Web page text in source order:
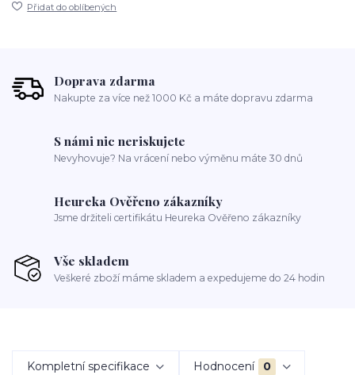
Přidat do oblíbených
Doprava zdarma
Nakupte za více než 1000 Kč a máte dopravu zdarma
S námi nic neriskujete
Nevyhovuje? Na vrácení nebo výměnu máte 30 dnů
Heureka Ověřeno zákazníky
Jsme držiteli certifikátu Heureka Ověřeno zákazníky
Vše skladem
Veškeré zboží máme skladem a expedujeme do 24 hodin
Kompletní specifikace Hodnocení 0